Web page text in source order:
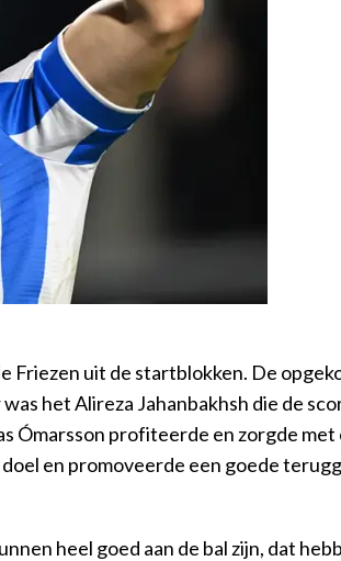
uit de startblokken. De
het Alireza Jahanbakhsh die de
Ómarsson profiteerde en zorgde
en promoveerde een goede
heel goed aan de bal zijn, dat